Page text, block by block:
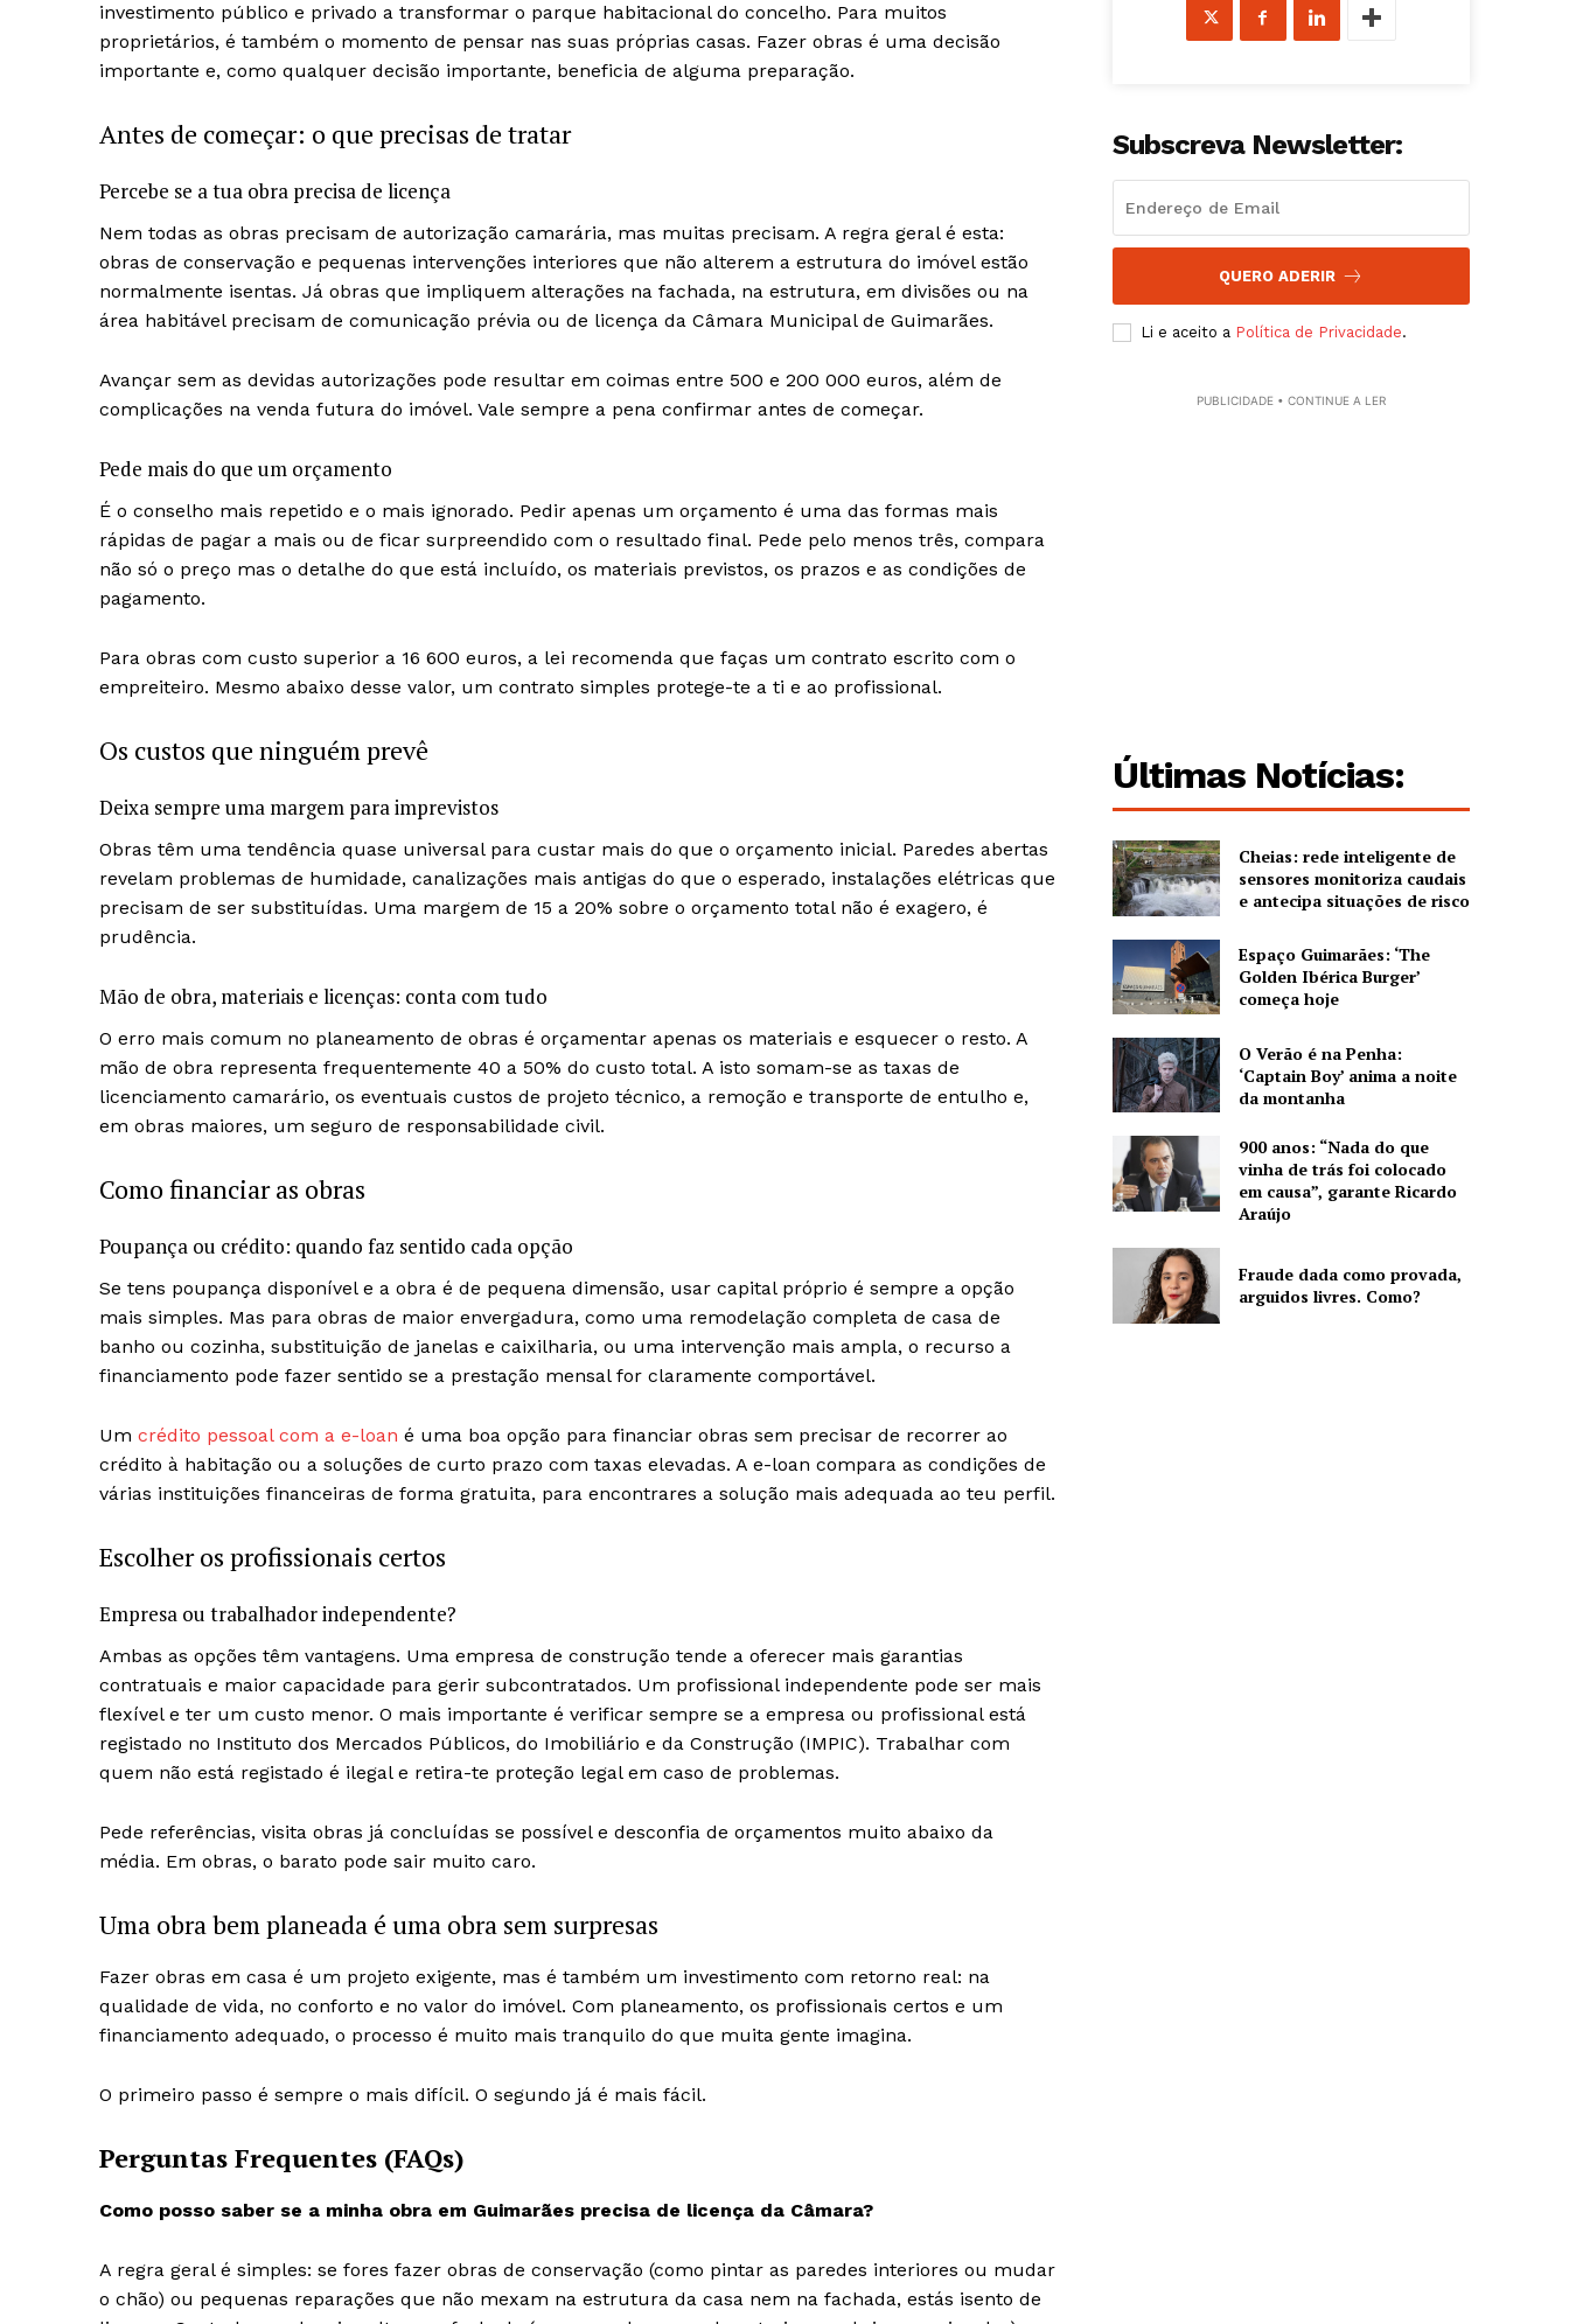
Guimarães, agora!
Europa
Grande Entrevista
Publicidade
investimento público e privado a transformar o parque habitacional do concelho. Para muitos
proprietários, é também o momento de pensar nas suas próprias casas. Fazer obras é uma decisão
importante e, como qualquer decisão importante, beneficia de alguma preparação.
Antes de começar: o que precisas de tratar
Percebe se a tua obra precisa de licença
Nem todas as obras precisam de autorização camarária, mas muitas precisam. A regra geral é esta:
obras de conservação e pequenas intervenções interiores que não alterem a estrutura do imóvel estão
normalmente isentas. Já obras que impliquem alterações na fachada, na estrutura, em divisões ou na
área habitável precisam de comunicação prévia ou de licença da Câmara Municipal de Guimarães.
Avançar sem as devidas autorizações pode resultar em coimas entre 500 e 200 000 euros, além de
complicações na venda futura do imóvel. Vale sempre a pena confirmar antes de começar.
Pede mais do que um orçamento
É o conselho mais repetido e o mais ignorado. Pedir apenas um orçamento é uma das formas mais
rápidas de pagar a mais ou de ficar surpreendido com o resultado final. Pede pelo menos três, compara
não só o preço mas o detalhe do que está incluído, os materiais previstos, os prazos e as condições de
pagamento.
Para obras com custo superior a 16 600 euros, a lei recomenda que faças um contrato escrito com o
empreiteiro. Mesmo abaixo desse valor, um contrato simples protege-te a ti e ao profissional.
Os custos que ninguém prevê
Deixa sempre uma margem para imprevistos
Obras têm uma tendência quase universal para custar mais do que o orçamento inicial. Paredes abertas
revelam problemas de humidade, canalizações mais antigas do que o esperado, instalações elétricas que
precisam de ser substituídas. Uma margem de 15 a 20% sobre o orçamento total não é exagero, é
prudência.
Mão de obra, materiais e licenças: conta com tudo
O erro mais comum no planeamento de obras é orçamentar apenas os materiais e esquecer o resto. A
mão de obra representa frequentemente 40 a 50% do custo total. A isto somam-se as taxas de
licenciamento camarário, os eventuais custos de projeto técnico, a remoção e transporte de entulho e,
em obras maiores, um seguro de responsabilidade civil.
Como financiar as obras
Poupança ou crédito: quando faz sentido cada opção
Se tens poupança disponível e a obra é de pequena dimensão, usar capital próprio é sempre a opção
mais simples. Mas para obras de maior envergadura, como uma remodelação completa de casa de
banho ou cozinha, substituição de janelas e caixilharia, ou uma intervenção mais ampla, o recurso a
financiamento pode fazer sentido se a prestação mensal for claramente comportável.
Um crédito pessoal com a e-loan é uma boa opção para financiar obras sem precisar de recorrer ao
crédito à habitação ou a soluções de curto prazo com taxas elevadas. A e-loan compara as condições de
várias instituições financeiras de forma gratuita, para encontrares a solução mais adequada ao teu perfil.
Escolher os profissionais certos
Empresa ou trabalhador independente?
Ambas as opções têm vantagens. Uma empresa de construção tende a oferecer mais garantias
contratuais e maior capacidade para gerir subcontratados. Um profissional independente pode ser mais
flexível e ter um custo menor. O mais importante é verificar sempre se a empresa ou profissional está
registado no Instituto dos Mercados Públicos, do Imobiliário e da Construção (IMPIC). Trabalhar com
quem não está registado é ilegal e retira-te proteção legal em caso de problemas.
Pede referências, visita obras já concluídas se possível e desconfia de orçamentos muito abaixo da
média. Em obras, o barato pode sair muito caro.
Uma obra bem planeada é uma obra sem surpresas
Fazer obras em casa é um projeto exigente, mas é também um investimento com retorno real: na
qualidade de vida, no conforto e no valor do imóvel. Com planeamento, os profissionais certos e um
financiamento adequado, o processo é muito mais tranquilo do que muita gente imagina.
O primeiro passo é sempre o mais difícil. O segundo já é mais fácil.
Perguntas Frequentes (FAQs)
Como posso saber se a minha obra em Guimarães precisa de licença da Câmara?
A regra geral é simples: se fores fazer obras de conservação (como pintar as paredes interiores ou mudar
o chão) ou pequenas reparações que não mexam na estrutura da casa nem na fachada, estás isento de
Subscreva Newsletter:
QUERO ADERIR
Li e aceito a Política de Privacidade.
PUBLICIDADE • CONTINUE A LER
Últimas Notícias:
Cheias: rede inteligente de
sensores monitoriza caudais
e antecipa situações de risco
Espaço Guimarães: ‘The
Golden Ibérica Burger’
começa hoje
O Verão é na Penha:
‘Captain Boy’ anima a noite
da montanha
900 anos: “Nada do que
vinha de trás foi colocado
em causa”, garante Ricardo
Araújo
Fraude dada como provada,
arguidos livres. Como?